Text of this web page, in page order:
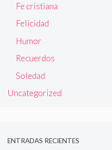
Fe cristiana
Felicidad
Humor
Recuerdos
Soledad
Uncategorized
ENTRADAS RECIENTES